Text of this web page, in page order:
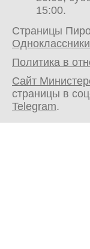
15:00.
Страницы
Одноклассники
Политика в
Сайт
страницы в
Telegram.